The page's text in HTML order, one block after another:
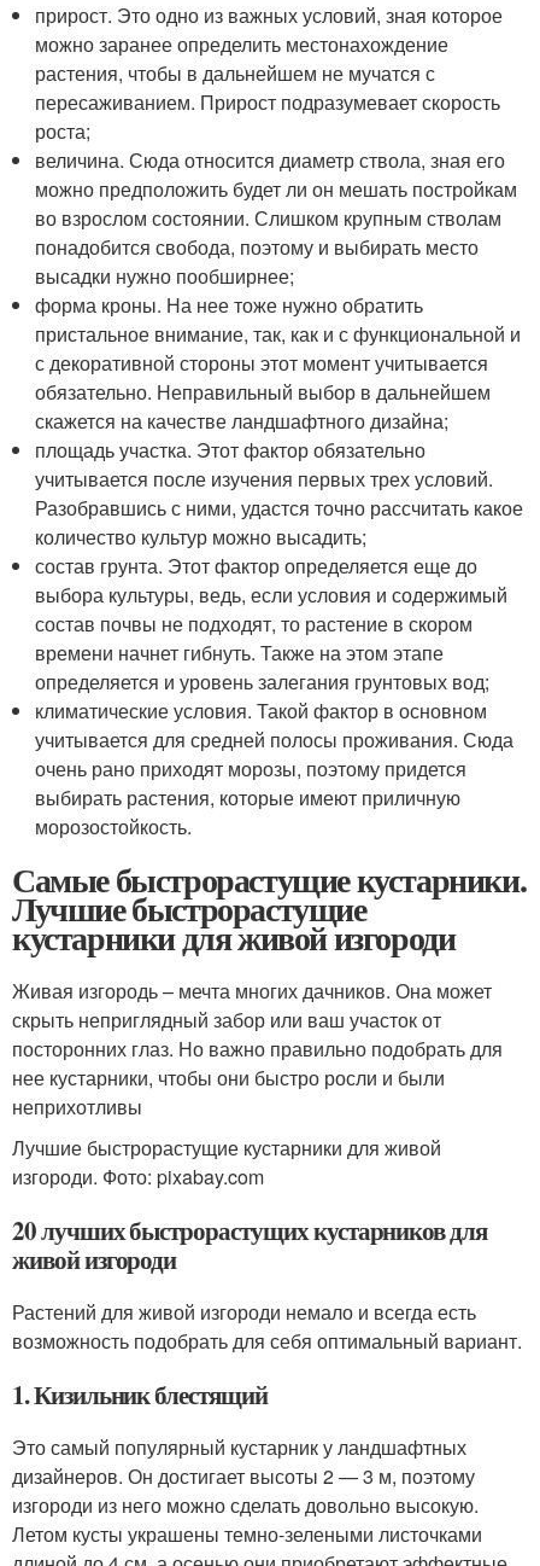
прирост. Это одно из важных условий, зная которое
можно заранее определить местонахождение
растения, чтобы в дальнейшем не мучатся с
пересаживанием. Прирост подразумевает скорость
роста;
величина. Сюда относится диаметр ствола, зная его
можно предположить будет ли он мешать постройкам
во взрослом состоянии. Слишком крупным стволам
понадобится свобода, поэтому и выбирать место
высадки нужно пообширнее;
форма кроны. На нее тоже нужно обратить
пристальное внимание, так, как и с функциональной и
с декоративной стороны этот момент учитывается
обязательно. Неправильный выбор в дальнейшем
скажется на качестве ландшафтного дизайна;
площадь участка. Этот фактор обязательно
учитывается после изучения первых трех условий.
Разобравшись с ними, удастся точно рассчитать какое
количество культур можно высадить;
состав грунта. Этот фактор определяется еще до
выбора культуры, ведь, если условия и содержимый
состав почвы не подходят, то растение в скором
времени начнет гибнуть. Также на этом этапе
определяется и уровень залегания грунтовых вод;
климатические условия. Такой фактор в основном
учитывается для средней полосы проживания. Сюда
очень рано приходят морозы, поэтому придется
выбирать растения, которые имеют приличную
морозостойкость.
Самые быстрорастущие кустарники.
Лучшие быстрорастущие
кустарники для живой изгороди
Живая изгородь – мечта многих дачников. Она может
скрыть неприглядный забор или ваш участок от
посторонних глаз. Но важно правильно подобрать для
нее кустарники, чтобы они быстро росли и были
неприхотливы
Лучшие быстрорастущие кустарники для живой
изгороди. Фото: pixabay.com
20 лучших быстрорастущих кустарников для
живой изгороди
Растений для живой изгороди немало и всегда есть
возможность подобрать для себя оптимальный вариант.
1. Кизильник блестящий
Это самый популярный кустарник у ландшафтных
дизайнеров. Он достигает высоты 2 — 3 м, поэтому
изгороди из него можно сделать довольно высокую.
Летом кусты украшены темно-зелеными листочками